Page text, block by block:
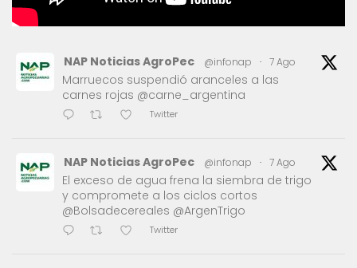
NAP Noticias AgroPec @infonap · 7 Ago
Marruecos suspendió aranceles a las
carnes rojas @carne_argentina
Twitter
NAP Noticias AgroPec @infonap · 7 Ago
El exceso de agua frena la siembra de trigo
y compromete a los ciclos cortos
@Bolsadecereales @ArgenTrigo
Twitter